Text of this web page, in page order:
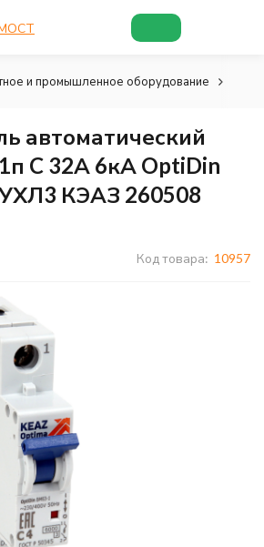
и промышленное оборудование
автоматический
C 32А 6кА OptiDin
КЭАЗ 260508
Код товара: 10957